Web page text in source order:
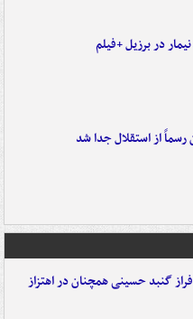
در برزیل +فیلم
رسماً از استقلال جدا شد
گنبد حسینی همچنان در اهتزاز